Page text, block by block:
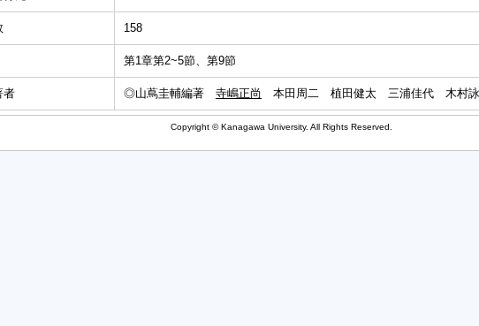
158
第1章第2~5節、第9節
者 ◎山蔦圭輔編著 寺嶋正尚 本田周二 植田健太 三浦佳代 木村
Copyright © Kanagawa University. All Rights Reserved.